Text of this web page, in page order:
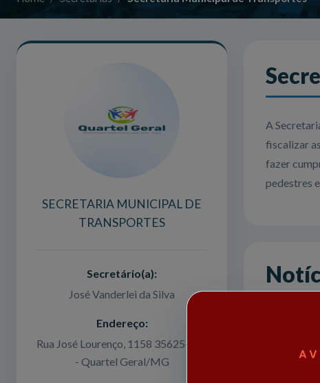
SECRETARIA MUNICIPAL DE
TRANSPORTES
Secretário(a):
José Vanderlei da Silva
Endereço:
Rua José Lourenço, 1158 35625-000
- Quartel Geral/MG
A
fiscalizar
fazer
pedestres